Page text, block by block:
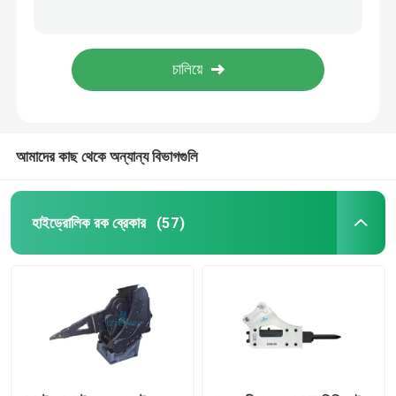
হাইড্রোলিক হ্যামার ব্রেকার
হাইড্রোলিক ব্রেকার চিজেল
ব্রেকার সীল
জলবাহী ঝোপ
আমাদের কাছ থেকে অন্যান্য বিভাগগুলি
হাইড্রোলিক রক ব্রেকার (57)